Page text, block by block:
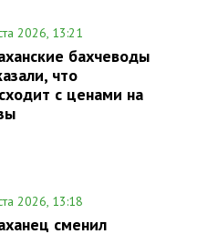
2026, 13:21
бахчеводы
что
с ценами на
2026, 13:18
сменил